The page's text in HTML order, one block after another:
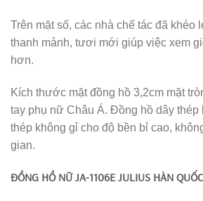
Trên mặt số, các nhà chế tác đã khéo
thanh mảnh, tươi mới giúp việc xem
hơn.
Kích thước mặt đồng hồ 3,2cm mặt
tay phụ nữ Châu Á. Đồng hồ dây
thép không gỉ cho độ bền bỉ cao,
gian.
ĐỒNG HỒ NỮ JA-1106E JULIUS HÀN